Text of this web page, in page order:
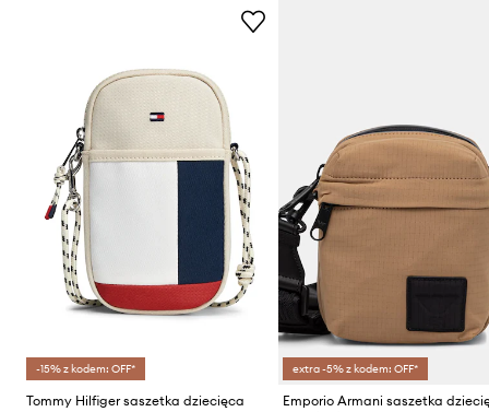
-15% z kodem: OFF*
Tommy Hilfiger saszetka dziecięca
extra -5% z kodem: OFF*
Emporio Armani saszetka